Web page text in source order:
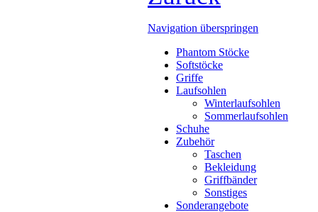
Navigation überspringen
Phantom Stöcke
Softstöcke
Griffe
Laufsohlen
Winterlaufsohlen
Sommerlaufsohlen
Schuhe
Zubehör
Taschen
Bekleidung
Griffbänder
Sonstiges
Sonderangebote